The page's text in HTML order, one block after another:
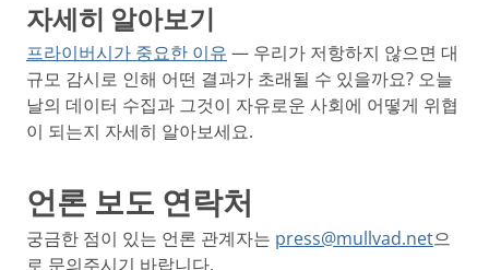
자세히 알아보기
프라이버시가 중요한 이유 — 우리가 저항하지 않으면 대
규모 감시로 인해 어떤 결과가 초래될 수 있을까요? 오늘
날의 데이터 수집과 그것이 자유로운 사회에 어떻게 위협
이 되는지 자세히 알아보세요.
언론 보도 연락처
궁금한 점이 있는 언론 관계자는 press@mullvad.net으
로 문의주시기 바랍니다.